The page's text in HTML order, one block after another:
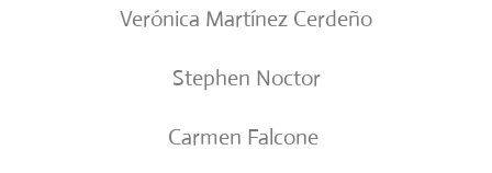
Verónica Martínez Cerdeño
Stephen Noctor
Carmen Falcone